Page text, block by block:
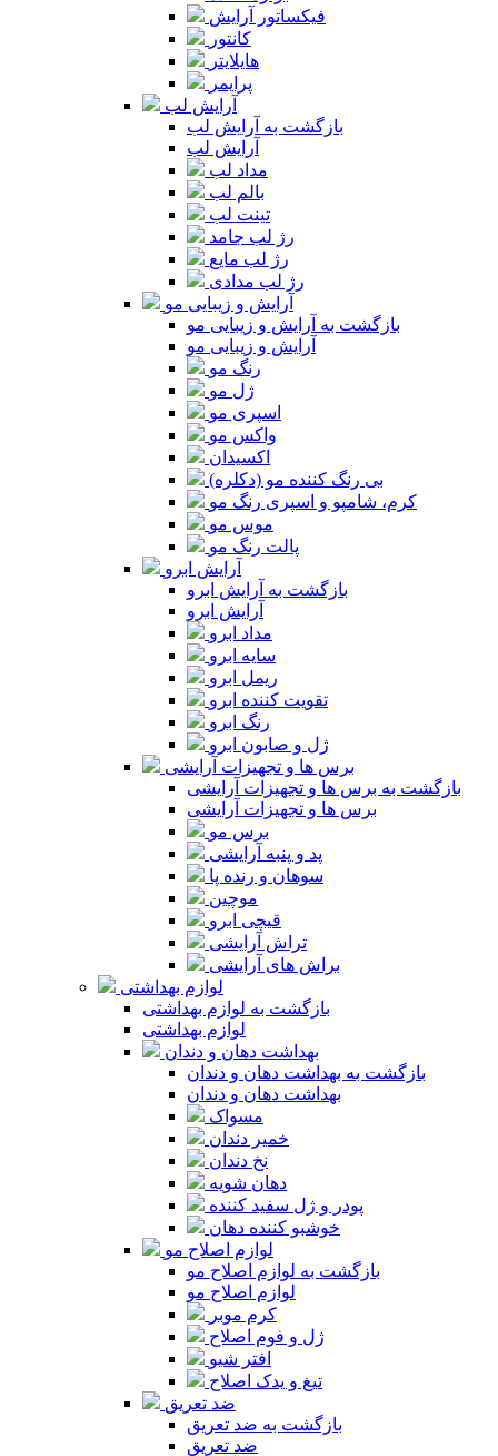
فیکساتور آرایش
کانتور
هایلایتر
پرایمر
آرایش لب
بازگشت به آرایش لب
آرایش لب
مداد لب
بالم لب
تینت لب
رژ لب جامد
رژ لب مایع
رژ لب مدادی
آرایش و زیبایی مو
بازگشت به آرایش و زیبایی مو
آرایش و زیبایی مو
رنگ مو
ژل مو
اسپری مو
واکس مو
اکسیدان
بی رنگ کننده مو (دکلره)
کرم، شامپو و اسپری رنگ مو
موس مو
پالت رنگ مو
آرایش ابرو
بازگشت به آرایش ابرو
آرایش ابرو
مداد ابرو
سایه ابرو
ریمل ابرو
تقویت کننده ابرو
رنگ ابرو
ژل و صابون ابرو
برس ها و تجهیزات آرایشی
بازگشت به برس ها و تجهیزات آرایشی
برس ها و تجهیزات آرایشی
برس مو
پد و پنبه آرایشی
سوهان و رنده پا
موچین
قیچی ابرو
تراش آرایشی
براش های آرایشی
لوازم بهداشتی
بازگشت به لوازم بهداشتی
لوازم بهداشتی
بهداشت دهان و دندان
بازگشت به بهداشت دهان و دندان
بهداشت دهان و دندان
مسواک
خمیر دندان
نخ دندان
دهان شویه
پودر و ژل سفید کننده
خوشبو کننده دهان
لوازم اصلاح مو
بازگشت به لوازم اصلاح مو
لوازم اصلاح مو
کرم موبر
ژل و فوم اصلاح
افتر شیو
تیغ و یدک اصلاح
ضد تعریق
بازگشت به ضد تعریق
ضد تعریق